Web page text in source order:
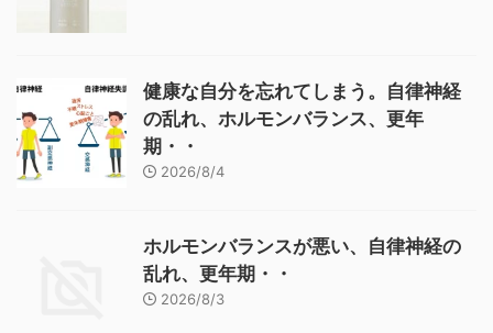
健康な自分を忘れてしまう。自律神経
の乱れ、ホルモンバランス、更年
期・・
2026/8/4
ホルモンバランスが悪い、自律神経の
乱れ、更年期・・
2026/8/3